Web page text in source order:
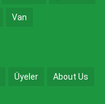
Van
Üyeler About Us